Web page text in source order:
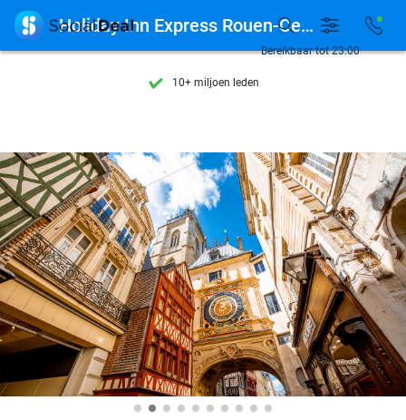
7 dagen per week beschikbaar
10+ miljoen leden
7 dagen per week beschikbaar
10+ miljoen leden
Bereikbaar tot 23:00
 Holiday Inn Express Rouen-Centre Rive Gauche